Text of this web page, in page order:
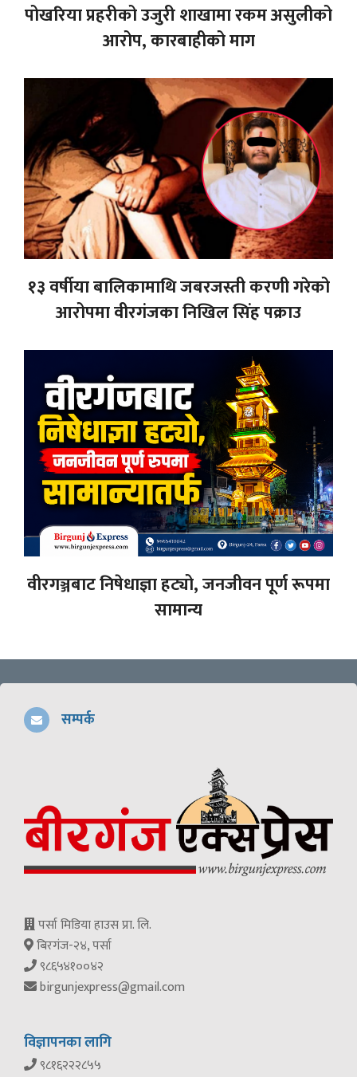
पोखरिया प्रहरीको उजुरी शाखामा रकम असुलीको
आरोप, कारबाहीको माग
१३ वर्षीया बालिकामाथि जबरजस्ती करणी गरेको
आरोपमा वीरगंजका निखिल सिंह पक्राउ
वीरगञ्जबाट निषेधाज्ञा हट्यो, जनजीवन पूर्ण रूपमा
सामान्य
सम्पर्क
पर्सा मिडिया हाउस प्रा. लि.
बिरगंज-२४, पर्सा
९८६५४१००४२
birgunjexpress@gmail.com
विज्ञापनका लागि
९८१६२२२८५५